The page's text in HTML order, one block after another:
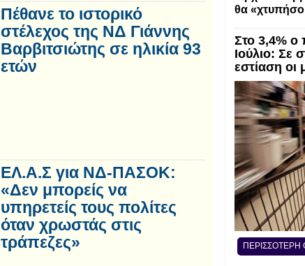
θα
Στο 3,4% ο
Ιούλιο: Σε
εστίαση οι
ΠΕΡΙΣΣΟΤΕΡΗ
Πέθανε το ιστορικό
στέλεχος της ΝΔ Γιάννης
Βαρβιτσιώτης σε ηλικία 93
ετών
ΕΛ.Α.Σ για ΝΔ-ΠΑΣΟΚ:
«Δεν μπορείς να
υπηρετείς τους πολίτες
όταν χρωστάς στις
τράπεζες»